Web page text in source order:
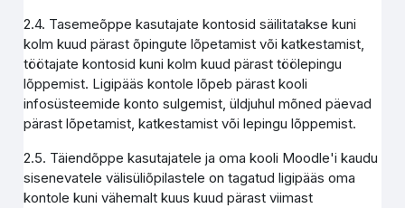
2.4. Tasemeõppe kasutajate kontosid säilitatakse kuni
kolm kuud pärast õpingute lõpetamist või katkestamist,
töötajate kontosid kuni kolm kuud pärast töölepingu
lõppemist. Ligipääs kontole lõpeb pärast kooli
infosüsteemide konto sulgemist, üldjuhul mõned päevad
pärast lõpetamist, katkestamist või lepingu lõppemist.
2.5. Täiendõppe kasutajatele ja oma kooli Moodle'i kaudu
sisenevatele välisüliõpilastele on tagatud ligipääs oma
kontole kuni vähemalt kuus kuud pärast viimast